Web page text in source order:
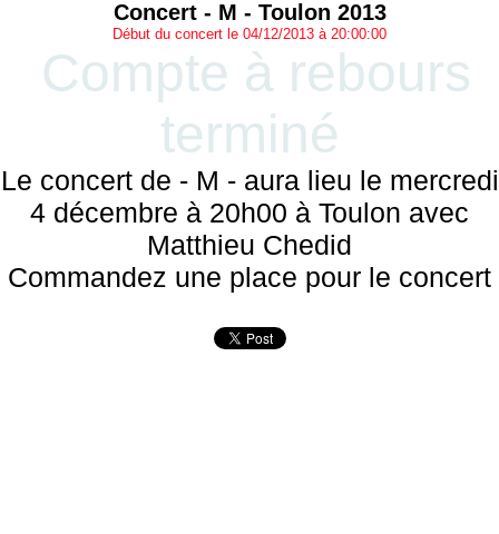
Concert - M - Toulon 2013
Début du concert le 04/12/2013 à 20:00:00
Compte à rebours
terminé
Le concert de - M - aura lieu le mercredi
4 décembre à 20h00 à Toulon avec
Matthieu Chedid
Commandez une place pour le concert